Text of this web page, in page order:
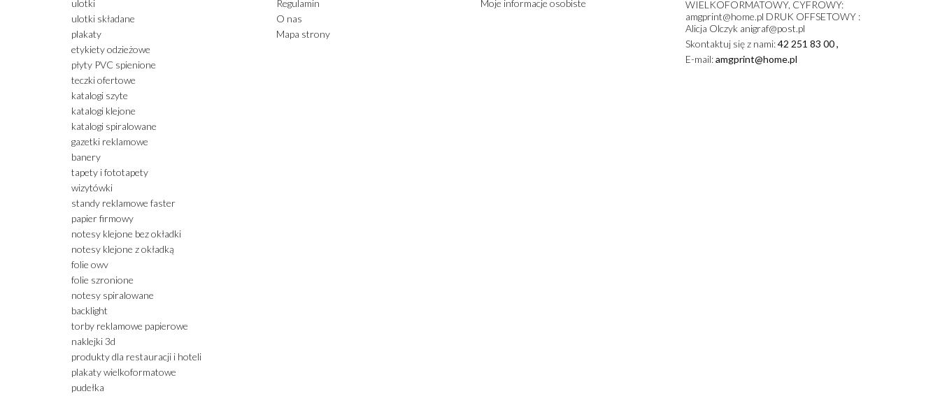
ulotki
ulotki składane
plakaty
etykiety odzieżowe
płyty PVC spienione
teczki ofertowe
katalogi szyte
katalogi klejone
katalogi spiralowane
gazetki reklamowe
banery
tapety i fototapety
wizytówki
standy reklamowe faster
papier firmowy
notesy klejone bez okładki
notesy klejone z okładką
folie owv
folie szronione
notesy spiralowane
backlight
torby reklamowe papierowe
naklejki 3d
produkty dla restauracji i hoteli
plakaty wielkoformatowe
pudełka
Regulamin
O nas
Mapa strony
Moje informacje osobiste
WIELKOFORMATOWY, CYFROWY:
amgprint@home.pl DRUK OFFSETOWY :
Alicja Olczyk anigraf@post.pl
Skontaktuj się z nami:42 251 83 00 ,
E-mail:amgprint@home.pl